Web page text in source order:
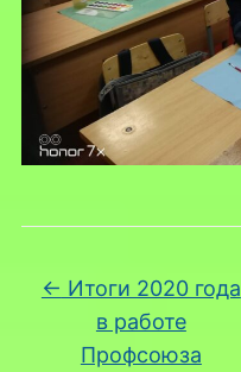
← Итоги 2020 года
в работе
Профсоюза